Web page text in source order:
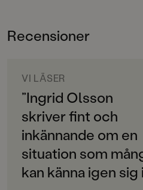
precis det hans föräldrar vill
att det oftast inte är
Augustprisnominerade
gehör för mänskliga
de svåraste, skildrat ur ett
barnperspektiv.
9-12
Svenska
SPRÅK
Svenska
PUBLICERINGSDATUM
2022-05-06
Produktion
Recensioner
VI LÄSER
”Ingrid Olsson
skriver fint och
inkännande om en
situation som
kan känna igen sig